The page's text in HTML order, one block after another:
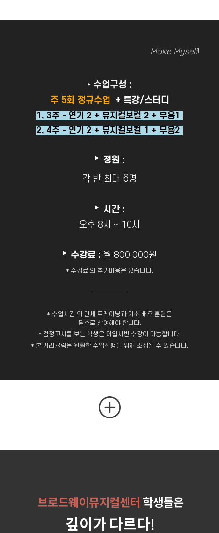
Make Myself!
‣ 수업구성 :
주 5회 정규수업
+ 특강/스터디
1, 3주 - 연기 2 + 뮤지컬보컬 2 + 무용1
2, 4주 - 연기 2 + 뮤지컬보컬 1 + 무용2
‣ 정원 :
각 반 최대 6명
‣ 시간 :
오후 8시 ~ 10시
‣ 수강료 : 월 800,000원
* 수강료 외 추가비용은 없습니다.
* 수업시간 외 단체 트레이닝과 기초 배우 훈련은
필수로 참여해야 합니다.
* 검정고시를 보는 학생은 재입시반 수강이 가능합니다.
* 본 커리큘럼은 원활한 수업진행을 위해 조정될 수 있습니다.
브로드웨이뮤지컬센터 학생들은
깊이가 다르다!